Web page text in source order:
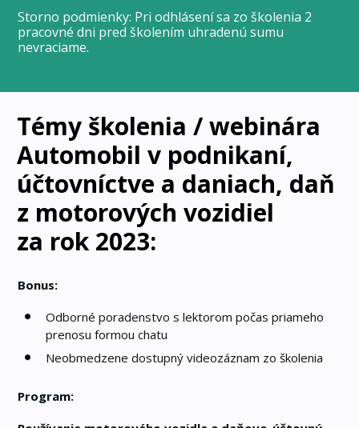
Storno podmienky: Pri odhlásení sa zo školenia 2
pracovné dni pred školením uhradenú sumu
nevraciame.
Témy školenia / webinára
Automobil v podnikaní,
účtovníctve a daniach, daň
z motorových vozidiel
za rok 2023:
Bonus:
Odborné poradenstvo s lektorom počas priameho
prenosu formou chatu
Neobmedzene dostupný videozáznam zo školenia
Program: